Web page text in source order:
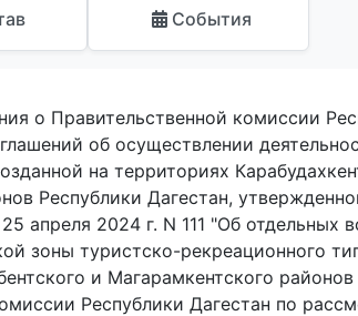
События
о Правительственной комиссии
об осуществлении
на территориях
Республики Дагестан,
апреля 2024 г. N 111 "Об отдельных
зоны туристско-рекреационного
и Магарамкентского
Республики Дагестан по